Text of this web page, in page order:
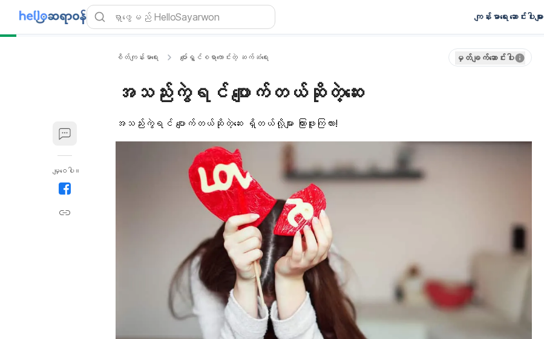
ကျန်းမာရေး ဆောင်းပါးများ
မျှဝေပါ။
စိတ်ကျန်းမာရေး ပျော်ရွှင်စရာကောင်းတဲ့ ဆက်ဆံရေး မှတ်ချက်ဆောင်းပါး
အသည်းကွဲရင် ပျောက်တယ်ဆိုတဲ့ဆေး
အသည်းကွဲရင် ပျောက်တယ်ဆိုတဲ့ဆေး ရှိတယ်လို့များ ကြားဖူးကြလား!